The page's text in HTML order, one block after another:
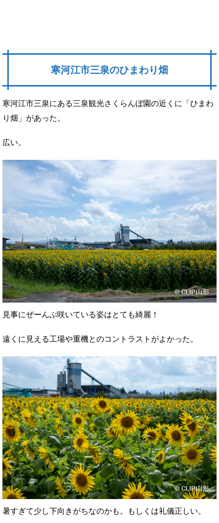
寒河江市三泉のひまわり畑
寒河江市三泉にある三泉観光さくらんぼ園の近くに「ひまわ
り畑」があった。
広い。
見事にぜーんぶ咲いている姿はとても綺麗！
遠くに見える工場や重機とのコントラストがよかった。
暑すぎて少し下向きがちなのかも。もしくは礼儀正しい。